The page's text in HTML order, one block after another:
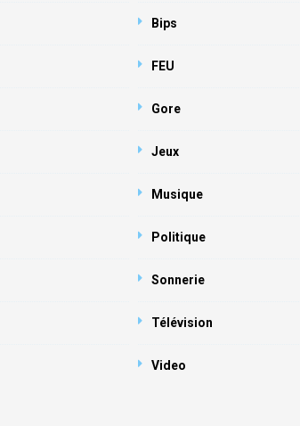
Bips
FEU
Gore
Jeux
Musique
Politique
Sonnerie
Télévision
Video